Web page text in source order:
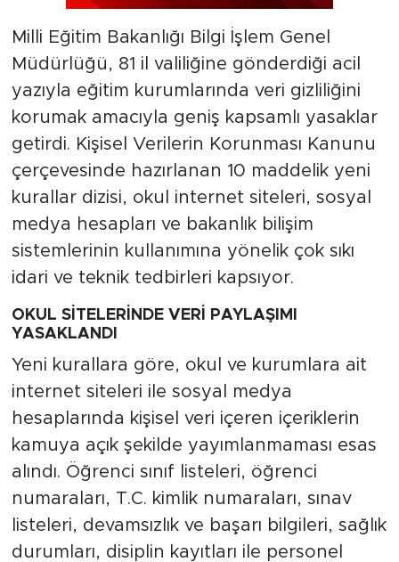
Milli Eğitim Bakanlığı Bilgi İşlem Genel
Müdürlüğü, 81 il valiliğine gönderdiği acil
yazıyla eğitim kurumlarında veri gizliliğini
korumak amacıyla geniş kapsamlı yasaklar
getirdi. Kişisel Verilerin Korunması Kanunu
çerçevesinde hazırlanan 10 maddelik yeni
kurallar dizisi, okul internet siteleri, sosyal
medya hesapları ve bakanlık bilişim
sistemlerinin kullanımına yönelik çok sıkı
idari ve teknik tedbirleri kapsıyor.
OKUL SİTELERİNDE VERİ PAYLAŞIMI
YASAKLANDI
Yeni kurallara göre, okul ve kurumlara ait
internet siteleri ile sosyal medya
hesaplarında kişisel veri içeren içeriklerin
kamuya açık şekilde yayımlanmaması esas
alındı. Öğrenci sınıf listeleri, öğrenci
numaraları, T.C. kimlik numaraları, sınav
listeleri, devamsızlık ve başarı bilgileri, sağlık
durumları, disiplin kayıtları ile personel